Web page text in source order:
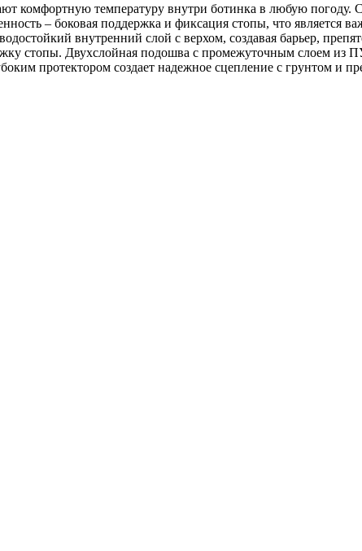
комфортную температуру внутри ботинка в любую погоду.
– боковая поддержка и фиксация стопы, что является
внутренний слой с верхом, создавая барьер,
стопы. Двухслойная подошва с промежуточным слоем из
протектором создает надежное сцепление с грунтом и